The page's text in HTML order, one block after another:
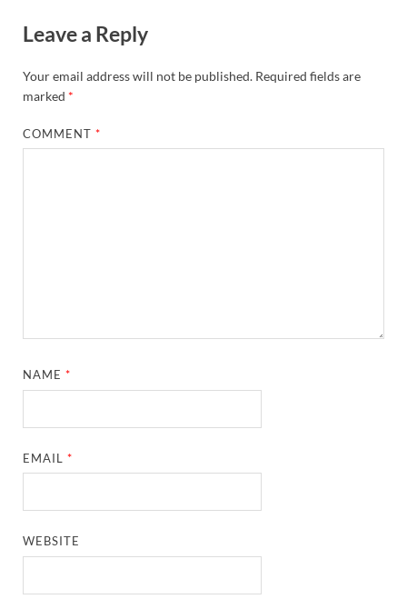
Leave a Reply
Your email address will not be published. Required fields are
marked *
COMMENT*
NAME*
EMAIL*
WEBSITE